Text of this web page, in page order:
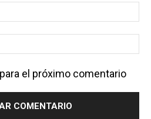
el próximo comentario